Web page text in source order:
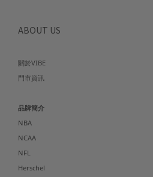
ABOUT US
關於VIBE
門市資訊
品牌簡介
NBA
NCAA
NFL
Herschel